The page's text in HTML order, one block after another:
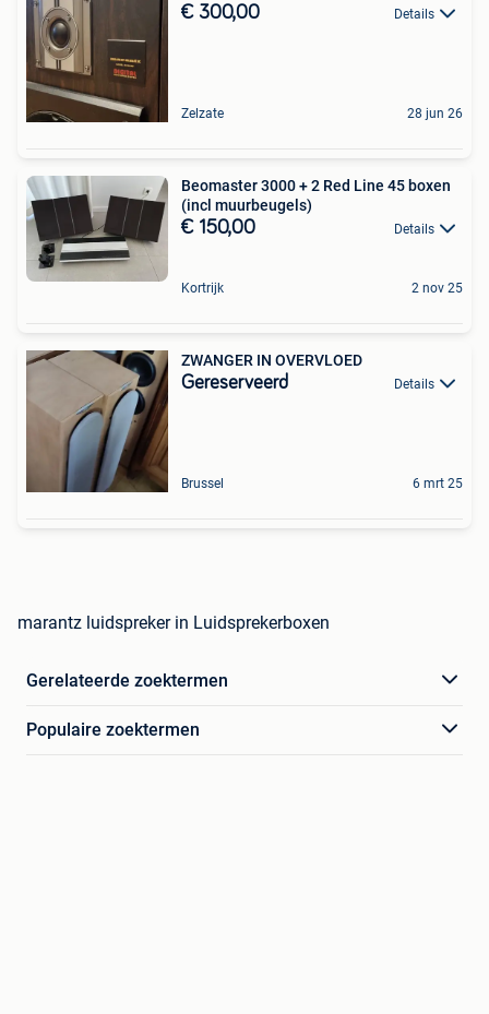
€ 300,00 Details
Zelzate 28 jun 26
Beomaster 3000 + 2 Red Line 45 boxen
(incl muurbeugels)
€ 150,00 Details
Kortrijk 2 nov 25
ZWANGER IN OVERVLOED
Gereserveerd Details
Brussel 6 mrt 25
marantz luidspreker in Luidsprekerboxen
Gerelateerde zoektermen
Populaire zoektermen